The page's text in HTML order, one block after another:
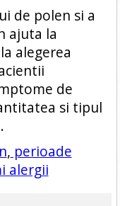
de polen si a
ajuta la
alegerea
de
si tipul
, perioade
alergii